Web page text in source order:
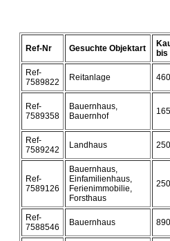
Ref-Nr Gesuchte Objektart
bis
Ref-
7589822
Reitanlage
Ref-
7589358
Bauernhaus,
Bauernhof
Ref-
7589242
Landhaus
Ref-
7589126
Bauernhaus,
Einfamilienhaus,
Ferienimmobilie,
Forsthaus
Ref-
7588546
Bauernhaus